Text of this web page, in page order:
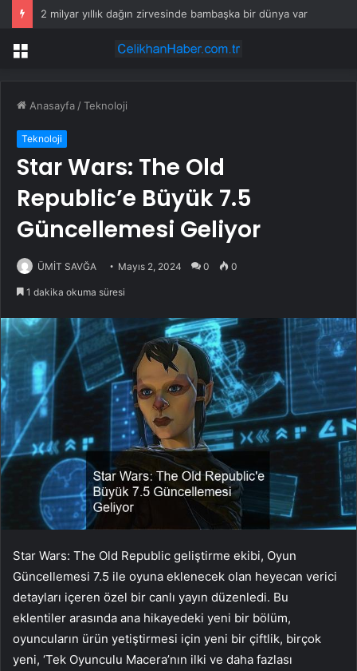
2 milyar yıllık dağın zirvesinde bambaşka bir dünya var
Menü
Anasayfa /Teknoloji
Teknoloji
Star Wars: The Old
Republic’e Büyük 7.5
Güncellemesi Geliyor
ÜMİT SAVĞA Mayıs 2, 2024 0 0
1 dakika okuma süresi
Star Wars: The Old Republic geliştirme ekibi, Oyun
Güncellemesi 7.5 ile oyuna eklenecek olan heyecan verici
detayları içeren özel bir canlı yayın düzenledi. Bu
eklentiler arasında ana hikayedeki yeni bir bölüm,
oyuncuların ürün yetiştirmesi için yeni bir çiftlik, birçok
yeni, ‘Tek Oyunculu Macera’nın ilki ve daha fazlası